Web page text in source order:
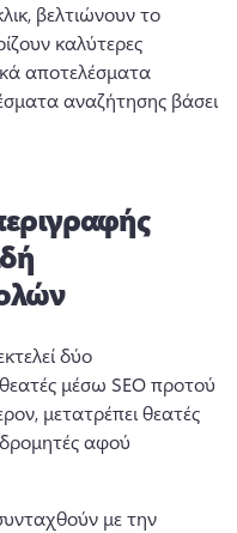
βελτιώνουν το
καλύτερες
αποτελέσματα
αναζήτησης βάσει
δύο
μέσω SEO προτού
μετατρέπει θεατές
αφού
με την